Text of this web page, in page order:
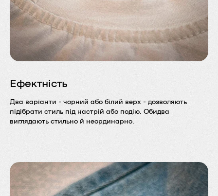
Ефектність
Два варіанти - чорний або білий верх - дозволяють
підібрати стиль під настрій або подію. Обидва
виглядають стильно й неординарно.